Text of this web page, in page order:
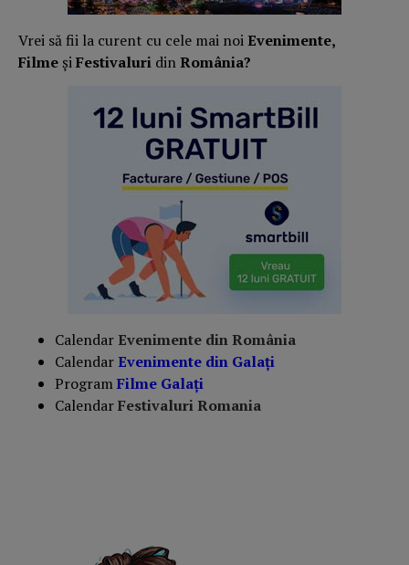
Vrei să fii la curent cu cele mai noiEvenimente,
Filme șiFestivaluri dinRomânia?
Calendar Evenimente din România
CalendarEvenimente din Galați
ProgramFilme Galați
CalendarFestivaluri Romania